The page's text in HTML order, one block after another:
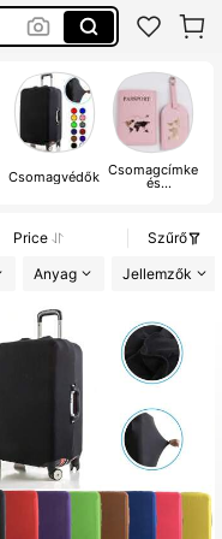
Csomagvédők Csomagcímke
és
Price
Szűrő
Anyag Jellemzők